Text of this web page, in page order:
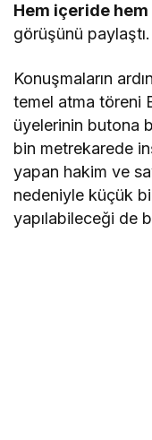
Hem içeride hem
görüşünü paylaştı.
Konuşmaların
temel atma töreni
üyelerinin butona
bin metrekarede
yapan hakim ve
nedeniyle küçük
yapılabileceği de